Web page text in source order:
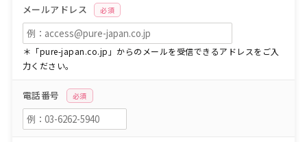
メールアドレス 必須
＊「pure-japan.co.jp」からのメールを受信できるアドレスをご入
力ください。
電話番号 必須